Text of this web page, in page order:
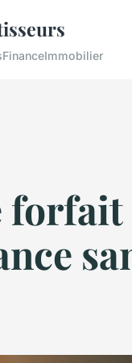
FinanceImmobilier
forfait